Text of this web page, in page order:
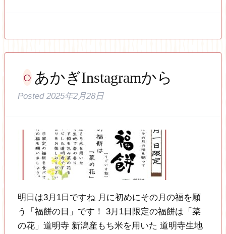
あかぎInstagramから
Posted2025年2月28日
明日は3月1日ですね 月に初めにその月の福を願
う「福餅の日」です！ 3月1日限定の福餅は「菜
の花」道明寺 新潟産もち米を用いた 道明寺生地